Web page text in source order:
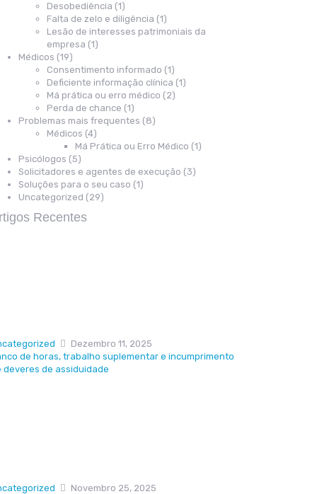
Desobediência (1)
Falta de zelo e diligência (1)
Lesão de interesses patrimoniais da
empresa (1)
Médicos (19)
Consentimento informado (1)
Deficiente informação clínica (1)
Má prática ou erro médico (2)
Perda de chance (1)
Problemas mais frequentes (8)
Médicos (4)
Má Prática ou Erro Médico (1)
Psicólogos (5)
Solicitadores e agentes de execução (3)
Soluções para o seu caso (1)
Uncategorized (29)
Recentes
Dezembro 11, 2025
de horas, trabalho suplementar e incumprimento
deveres de assiduidade
Novembro 25, 2025